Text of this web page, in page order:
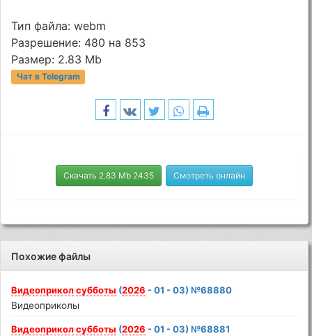
Тип файла: webm
Разрешение: 480 на 853
Размер: 2.83 Mb
Чат в Telegram
Скачать 2.83 Mb 2435 Смотреть онлайн
Похожие файлы
Видеоприкол субботы (2026 - 01 - 03) №68880
Видеоприколы
Видеоприкол субботы (2026 - 01 - 03) №68881